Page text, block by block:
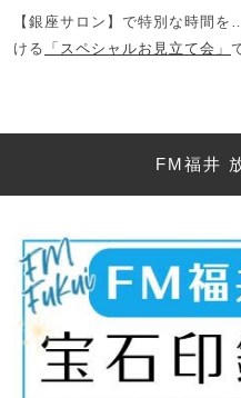
【銀座サロン】で特別な時間
ける 「スペシャルお見立て会」
FM福井